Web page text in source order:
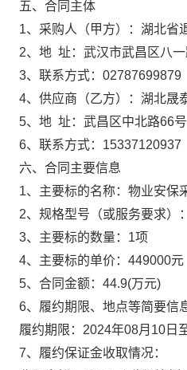
五、合同主体
1、采购人（甲方）： 湖北省
2、地 址： 武汉市武昌区八
3、联系方式： 02787699879
4、供应商（乙方）： 湖北晟
5、地 址： 武昌区中北路66号
6、联系方式： 15337120937
六、合同主要信息
1、主要标的名称： 物业安保
2、规格型号（或服务要求）：
3、主要标的数量： 1项
4、主要标的单价： 449000元
5、合同金额： 44.9(万元)
6、履约期限、地点等简要信
履约期限：2024年08月10日
7、履约保证金收取情况：